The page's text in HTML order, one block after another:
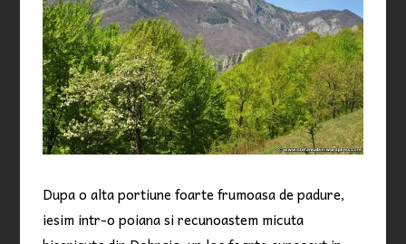
Dupa o alta portiune foarte frumoasa de padure,
iesim intr-o poiana si recunoastem micuta